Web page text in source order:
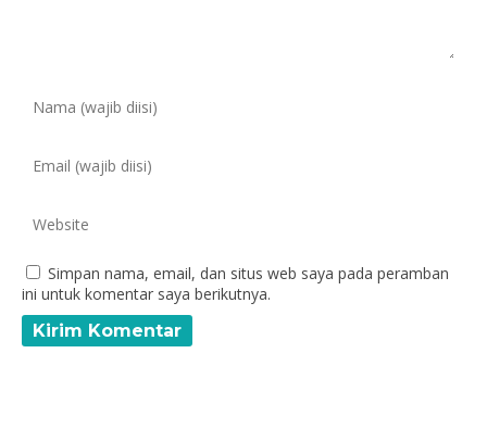
Simpan nama, email, dan situs web saya pada peramban
ini untuk komentar saya berikutnya.